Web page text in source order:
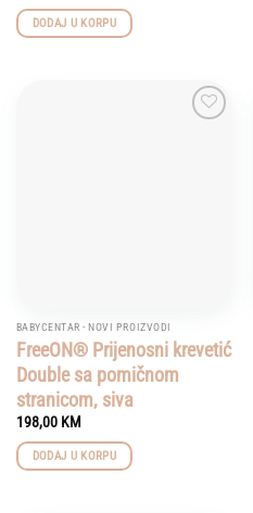
DODAJ U KORPU
BABYCENTAR - NOVI PROIZVODI
FreeON® Prijenosni krevetić
Double sa pomičnom
stranicom, siva
198,00 KM
DODAJ U KORPU